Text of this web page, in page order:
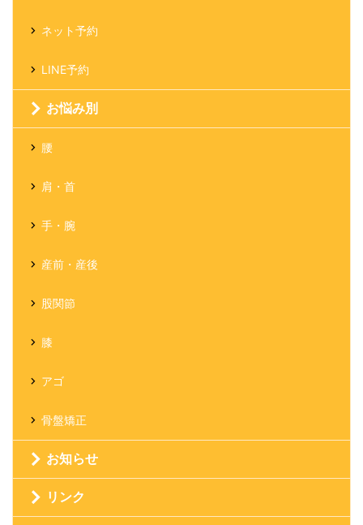
ネット予約
LINE予約
お悩み別
腰
肩・首
手・腕
産前・産後
股関節
膝
アゴ
骨盤矯正
お知らせ
リンク